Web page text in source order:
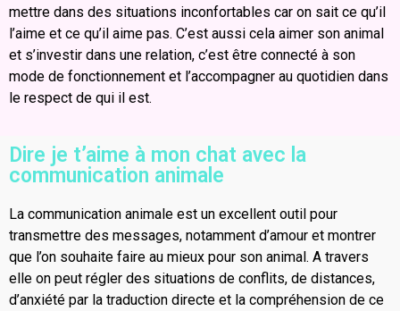
mettre dans des situations inconfortables car on sait ce qu’il
l’aime et ce qu’il aime pas. C’est aussi cela aimer son animal
et s’investir dans une relation, c’est être connecté à son
mode de fonctionnement et l’accompagner au quotidien dans
le respect de qui il est.
Dire je t’aime à mon chat avec la
communication animale
La communication animale est un excellent outil pour
transmettre des messages, notamment d’amour et montrer
que l’on souhaite faire au mieux pour son animal. A travers
elle on peut régler des situations de conflits, de distances,
d’anxiété par la traduction directe et la compréhension de ce